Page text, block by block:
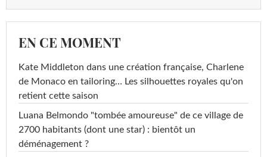
EN CE MOMENT
Kate Middleton dans une création française, Charlene
de Monaco en tailoring… Les silhouettes royales qu'on
retient cette saison
Luana Belmondo "tombée amoureuse" de ce village de
2700 habitants (dont une star) : bientôt un
déménagement ?